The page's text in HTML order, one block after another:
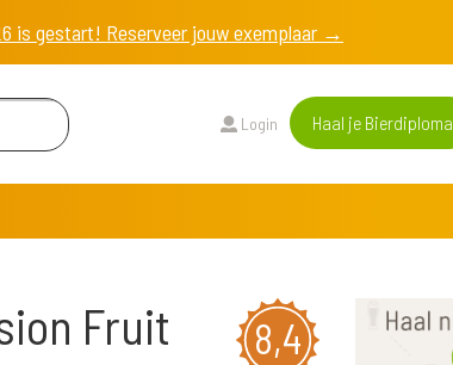
is gestart! Reserveer jouw exemplaar →
Login Haal je Bierdiploma
8,4
Fruit